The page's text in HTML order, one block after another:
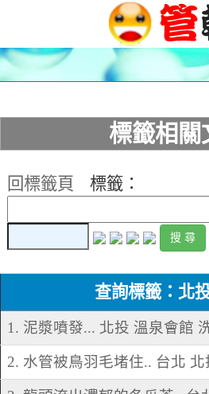
標籤相關
回標籤頁
標籤：
查詢標籤：北
1. 泥漿噴發... 北投 溫泉會館
2. 水管被鳥羽毛堵住.. 台北